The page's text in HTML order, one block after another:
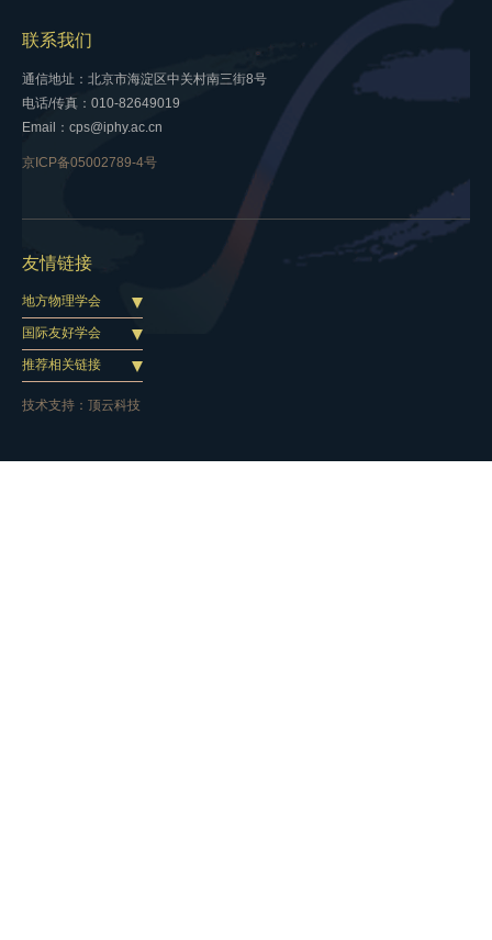
联系我们
通信地址：北京市海淀区中关村南三街8号
电话/传真：010-82649019
Email：cps@iphy.ac.cn
京ICP备05002789-4号
友情链接
地方物理学会
国际友好学会
推荐相关链接
技术支持： 顶云科技